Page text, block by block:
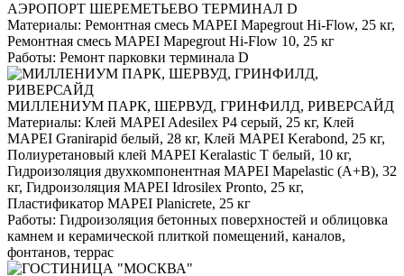
АЭРОПОРТ ШЕРЕМЕТЬЕВО ТЕРМИНАЛ D
Материалы: Ремонтная смесь MAPEI Mapegrout Hi-Flow, 25 кг,
Ремонтная смесь MAPEI Mapegrout Hi-Flow 10, 25 кг
Работы: Ремонт парковки терминала D
МИЛЛЕНИУМ ПАРК, ШЕРВУД, ГРИНФИЛД, РИВЕРСАЙД
Материалы: Клей MAPEI Adesilex P4 серый, 25 кг, Клей
MAPEI Granirapid белый, 28 кг, Клей MAPEI Kerabond, 25 кг,
Полиуретановый клей MAPEI Keralastic T белый, 10 кг,
Гидроизоляция двухкомпонентная MAPEI Mapelastic (А+B), 32
кг, Гидроизоляция MAPEI Idrosilex Pronto, 25 кг,
Пластификатор MAPEI Planicrete, 25 кг
Работы: Гидроизоляция бетонных поверхностей и облицовка
камнем и керамической плиткой помещений, каналов,
фонтанов, террас